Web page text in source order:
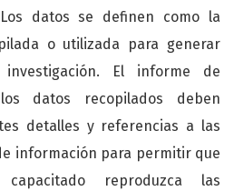
datos se definen como la
o utilizada para generar
investigación. El informe de
datos recopilados deben
detalles y referencias a las
información para permitir que
reproduzca las